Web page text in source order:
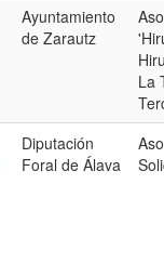
Ayuntamiento
de Zarautz
La
Diputación
Foral de Álava